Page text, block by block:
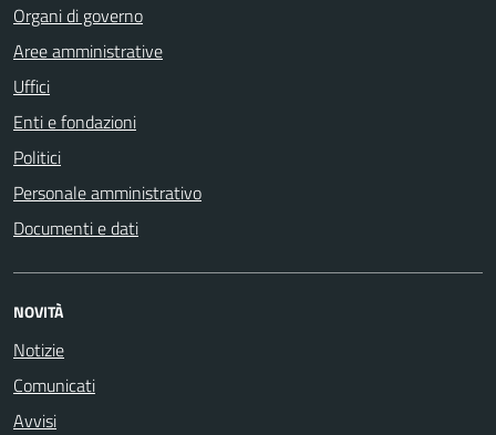
Organi di governo
Aree amministrative
Uffici
Enti e fondazioni
Politici
Personale amministrativo
Documenti e dati
NOVITÀ
Notizie
Comunicati
Avvisi